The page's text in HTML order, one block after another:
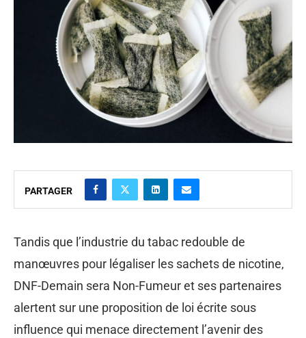
PARTAGER
Tandis que l’industrie du tabac redouble de
manœuvres pour légaliser les sachets de nicotine,
DNF-Demain sera Non-Fumeur et ses partenaires
alertent sur une proposition de loi écrite sous
influence qui menace directement l’avenir des